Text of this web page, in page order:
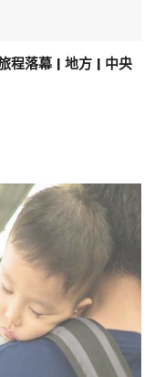
程落幕 | 地方 | 中央